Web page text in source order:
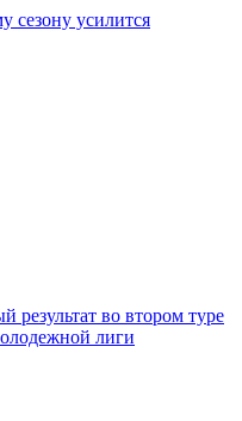
сезону усилится
результат во втором туре
лиги